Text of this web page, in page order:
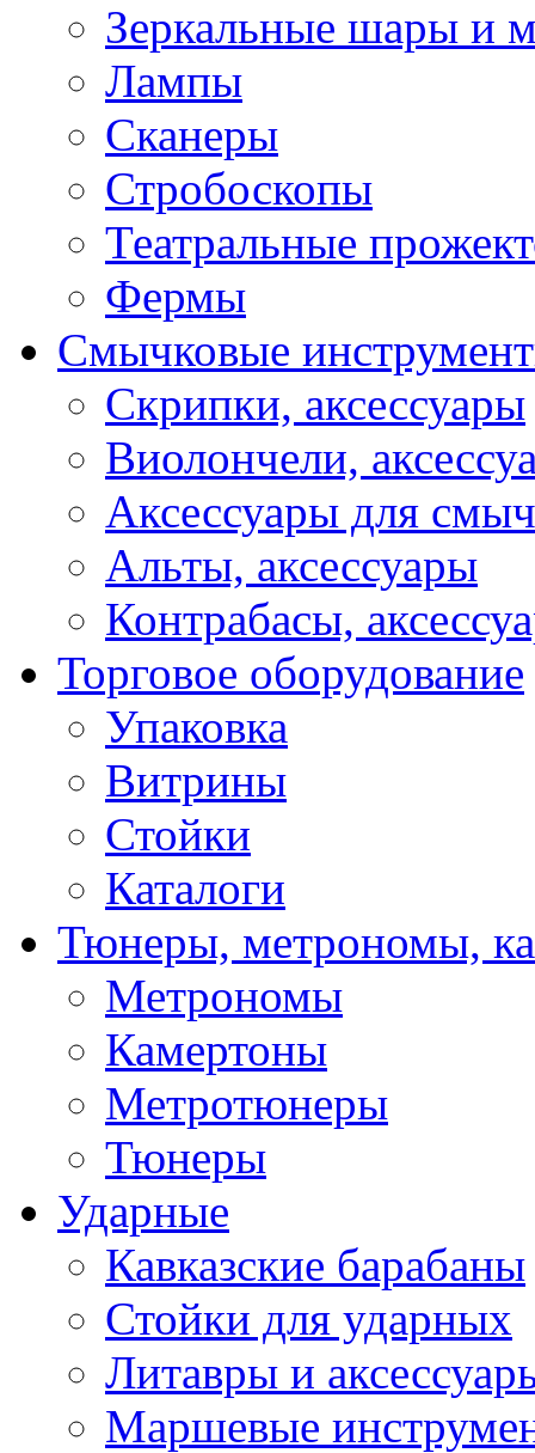
Зеркальные шары и
Лампы
Сканеры
Стробоскопы
Театральные
Фермы
Смычковые
Скрипки, аксессуары
Виолончели,
Аксессуары для
Альты, аксессуары
Контрабасы,
Торговое оборудование
Упаковка
Витрины
Стойки
Каталоги
Тюнеры, метрономы,
Метрономы
Камертоны
Метротюнеры
Тюнеры
Ударные
Кавказские барабаны
Стойки для ударных
Литавры и
Маршевые